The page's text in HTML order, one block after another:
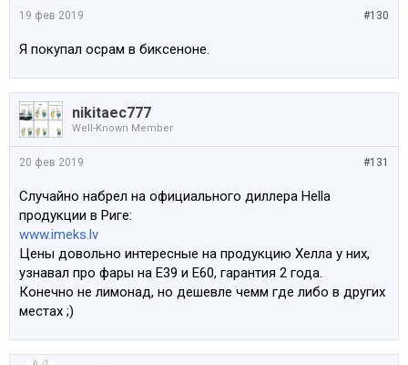
#130
19 фев 2019
Я покупал осрам в биксеноне.
nikitaec777
Well-Known Member
#131
20 фев 2019
Случайно набрел на официального диллера Hella
продукции в Риге:
www.imeks.lv
Цены довольно интересные на продукцию Хелла у них,
узнавал про фары на Е39 и Е60, гарантия 2 года.
Конечно не лимонад, но дешевле чемм где либо в других
местах ;)